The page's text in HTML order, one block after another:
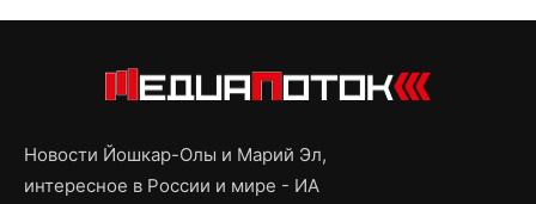
Новости Йошкар-Олы и Марий Эл,
интересное в России и мире - ИА